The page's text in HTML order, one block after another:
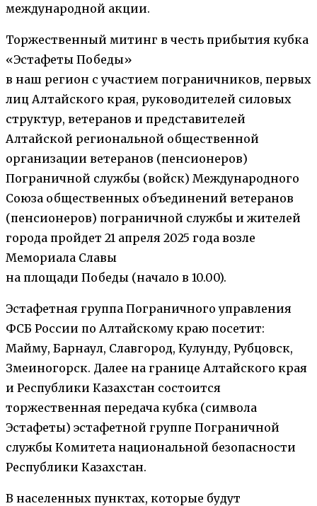
международной акции.
Торжественный митинг в честь прибытия кубка
«Эстафеты Победы»
в наш регион с участием пограничников, первых
лиц Алтайского края, руководителей силовых
структур, ветеранов и представителей
Алтайской региональной общественной
организации ветеранов (пенсионеров)
Пограничной службы (войск) Международного
Союза общественных объединений ветеранов
(пенсионеров) пограничной службы и жителей
города пройдет 21 апреля 2025 года возле
Мемориала Славы
на площади Победы (начало в 10.00).
Эстафетная группа Пограничного управления
ФСБ России по Алтайскому краю посетит:
Майму, Барнаул, Славгород, Кулунду, Рубцовск,
Змеиногорск. Далее на границе Алтайского края
и Республики Казахстан состоится
торжественная передача кубка (символа
Эстафеты) эстафетной группе Пограничной
службы Комитета национальной безопасности
Республики Казахстан.
В населенных пунктах, которые будут